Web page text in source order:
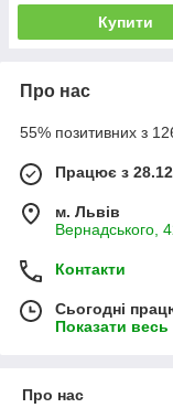
Купити
Про нас
55% позитивних з
Працює з
м. Львів
Вернадського,
Контакти
Сьогодні
Показати
Про нас